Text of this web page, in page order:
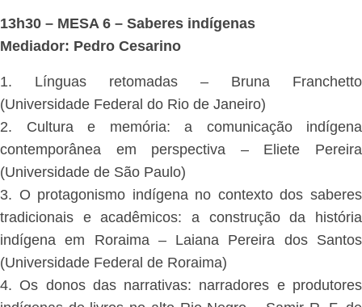
13h30 – MESA 6 – Saberes indígenas
Mediador: Pedro Cesarino
1. Línguas retomadas – Bruna Franchetto
(Universidade Federal do Rio de Janeiro)
2. Cultura e memória: a comunicação indígena
contemporânea em perspectiva – Eliete Pereira
(Universidade de São Paulo)
3. O protagonismo indígena no contexto dos saberes
tradicionais e acadêmicos: a construção da história
indígena em Roraima – Laiana Pereira dos Santos
(Universidade Federal de Roraima)
4. Os donos das narrativas: narradores e produtores